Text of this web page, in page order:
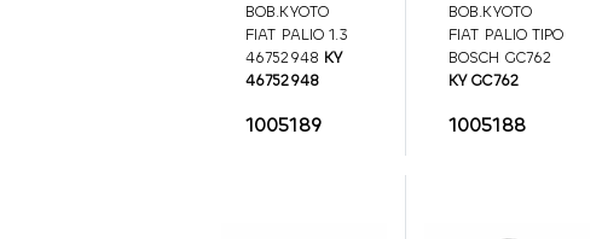
BOB.KYOTO
FIAT PALIO 1.3
46752948 KY
46752948
1005189
BOB.KYOTO
FIAT PALIO TIPO
BOSCH GC762
KY GC762
1005188